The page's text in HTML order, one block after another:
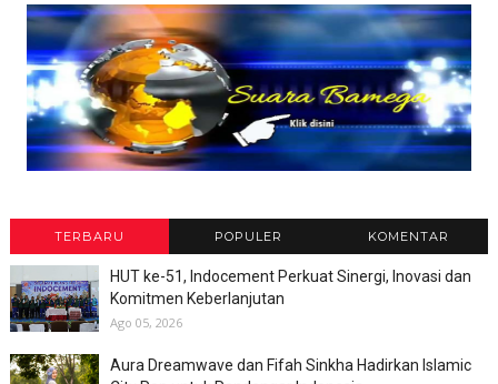
TERBARU POPULER KOMENTAR
HUT ke-51, Indocement Perkuat Sinergi, Inovasi dan
Komitmen Keberlanjutan
Ago 05, 2026
Aura Dreamwave dan Fifah Sinkha Hadirkan Islamic